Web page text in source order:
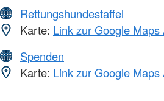
Rettungshundestaffel
Karte: Link zur Google Maps
Spenden
Karte: Link zur Google Maps